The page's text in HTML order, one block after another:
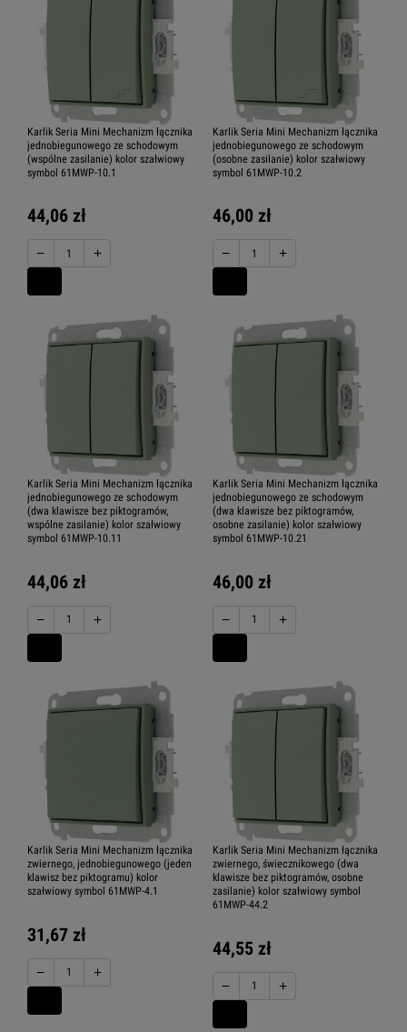
Karlik Seria Mini Mechanizm łącznika
jednobiegunowego ze schodowym
(wspólne zasilanie) kolor szałwiowy
symbol 61MWP-10.1
44,06 zł
− +
Karlik Seria Mini Mechanizm łącznika
jednobiegunowego ze schodowym
(osobne zasilanie) kolor szałwiowy
symbol 61MWP-10.2
46,00 zł
− +
Karlik Seria Mini Mechanizm łącznika
jednobiegunowego ze schodowym
(dwa klawisze bez piktogramów,
wspólne zasilanie) kolor szałwiowy
symbol 61MWP-10.11
44,06 zł
− +
Karlik Seria Mini Mechanizm łącznika
jednobiegunowego ze schodowym
(dwa klawisze bez piktogramów,
osobne zasilanie) kolor szałwiowy
symbol 61MWP-10.21
46,00 zł
− +
Karlik Seria Mini Mechanizm łącznika
zwiernego, jednobiegunowego (jeden
klawisz bez piktogramu) kolor
szałwiowy symbol 61MWP-4.1
31,67 zł
− +
Karlik Seria Mini Mechanizm łącznika
zwiernego, świecznikowego (dwa
klawisze bez piktogramów, osobne
zasilanie) kolor szałwiowy symbol
61MWP-44.2
44,55 zł
− +